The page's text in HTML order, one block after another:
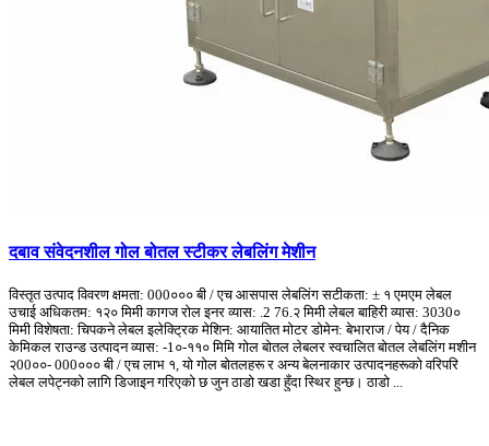
दबाव संवेदनशील गोल बोतल स्टीकर लेबलिंग मेशीन
विस्तृत उत्पाद विवरण क्षमता: 000००० बी / एच आसपास लेबलिंग सटीकता: ± १ एमएम लेबल
उचाई अधिकतम: १२० मिमी कागज रोल इनर व्यास: .2 76.२ मिमी लेबल बाहिरी व्यास: 3030०
मिमी विशेषता: चिपकने लेबल इलेक्ट्रिक मेशिन: आयातित मोटर डोमेन: बेभाराज / पेय / दैनिक
केमिकल राउन्ड उत्पादन व्यास: -1०-११० मिमि गोल बोतल लेबलर स्वचालित बोतल लेबलिंग मशीन
२00००- 000००० बी / एच लाभ १, यो गोल बोतलहरू र अन्य बेलनाकार उत्पादनहरूको वरिपरि
लेबल लपेट्नको लागि डिजाइन गरिएको छ जुन ठाडो खडा हुँदा स्थिर हुन्छ। ठाडो ...